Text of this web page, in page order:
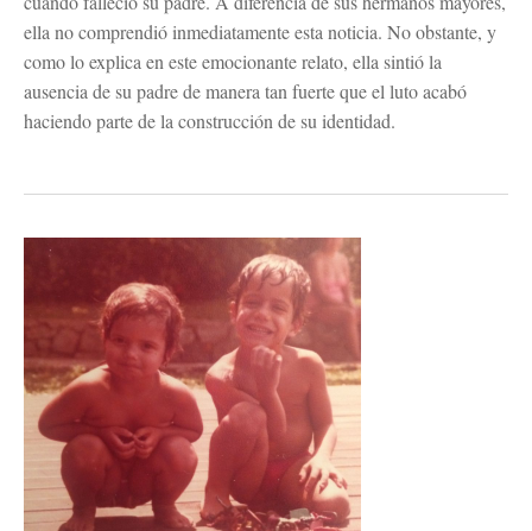
ella no comprendió inmediatamente esta noticia. No obstante, y
como lo explica en este emocionante relato, ella sintió la
ausencia de su padre de manera tan fuerte que el luto acabó
haciendo parte de la construcción de su identidad.